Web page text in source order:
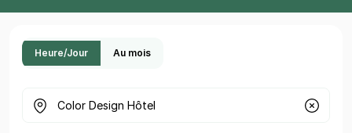
Heure/Jour Au mois
Où cherchez-vous un parking ?